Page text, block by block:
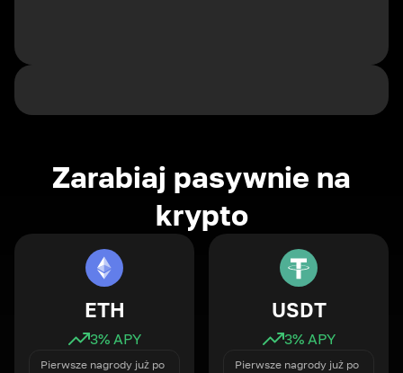
Zarabiaj pasywnie na
krypto
ETH
3% APY
Pierwsze nagrody już po
USDT
3% APY
Pierwsze nagrody już po